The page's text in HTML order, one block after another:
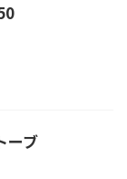
ーブ